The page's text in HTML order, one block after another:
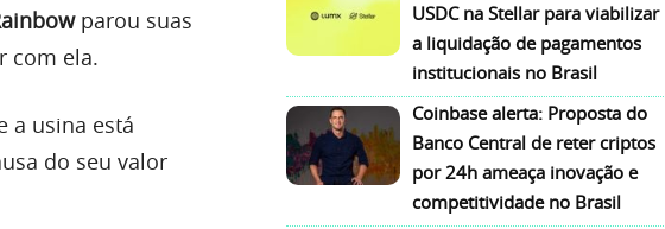
parou suas
com ela.
a usina está
do seu valor
USDC na Stellar para viabilizar
a liquidação de pagamentos
institucionais no Brasil
Coinbase alerta: Proposta do
Banco Central de reter criptos
por 24h ameaça inovação e
competitividade no Brasil